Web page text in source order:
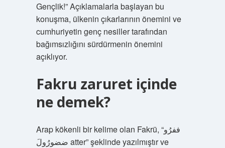
Gençlik!” Açıklamalarla başlayan bu
konuşma, ülkenin çıkarlarının önemini ve
cumhuriyetin genç nesiller tarafından
bağımsızlığını sürdürmenin önemini
açıklıyor.
Fakru zaruret içinde
ne demek?
Arap kökenli bir kelime olan Fakrü, “ففرُو
ضضورُولَ atter” şeklinde yazılmıştır ve